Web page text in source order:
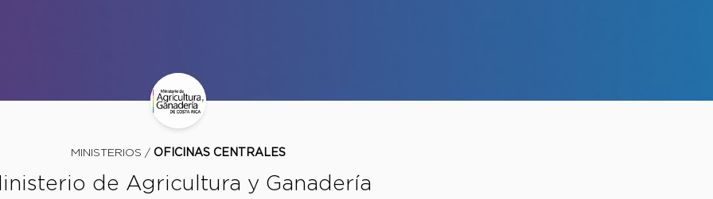
MINISTERIOS / OFICINAS CENTRALES
de Agricultura y Ganadería